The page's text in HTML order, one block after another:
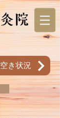
き状況